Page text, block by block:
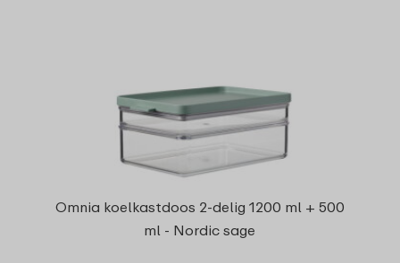
Omnia koelkastdoos 2-delig 1200 ml + 500
ml - Nordic sage